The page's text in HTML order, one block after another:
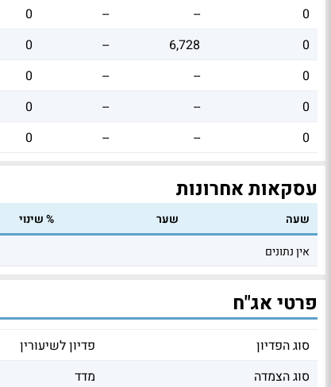
0
--
--
0
0
6,728
--
0
0
--
--
0
0
--
--
0
0
--
--
0
עסקאות אחרונות
שעה שער % שינוי
אין נתונים
פרטי אג"ח
סוג הפדיון
פדיון לשיעורין
סוג הצמדה
מדד